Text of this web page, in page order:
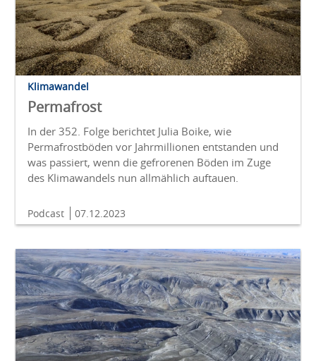
Klimawandel
Permafrost
In der 352. Folge berichtet Julia Boike, wie
Permafrostböden vor Jahrmillionen entstanden und
was passiert, wenn die gefrorenen Böden im Zuge
des Klimawandels nun allmählich auftauen.
Podcast 07.12.2023